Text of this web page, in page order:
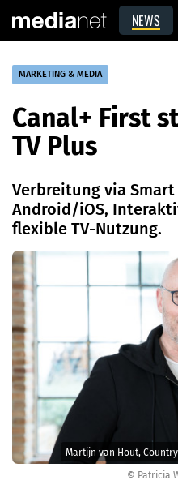
NEWS
© Patricia
Martijn van Hout, Country
MARKETING & MEDIA
Canal+ First
TV Plus
Verbreitung via Smart
Android/iOS,
flexible TV-Nutzung.